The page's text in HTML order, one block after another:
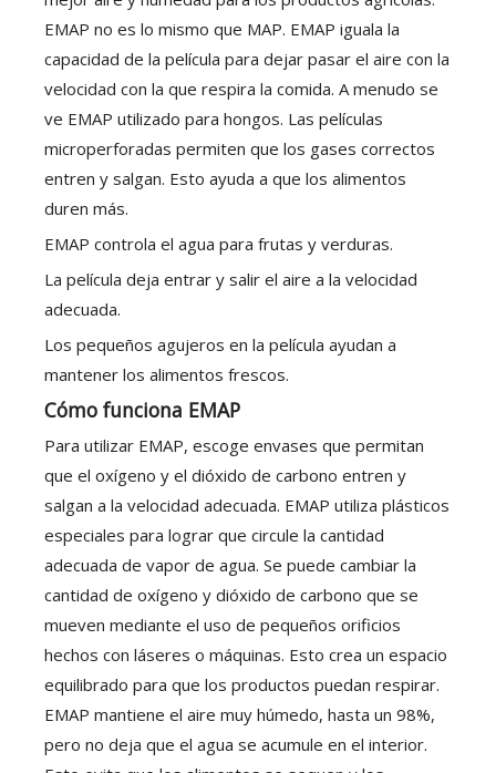
EMAP no es lo mismo que MAP. EMAP iguala la
capacidad de la película para dejar pasar el aire con la
velocidad con la que respira la comida. A menudo se
ve EMAP utilizado para hongos. Las películas
microperforadas permiten que los gases correctos
entren y salgan. Esto ayuda a que los alimentos
duren más.
EMAP controla el agua para frutas y verduras.
La película deja entrar y salir el aire a la velocidad
adecuada.
Los pequeños agujeros en la película ayudan a
mantener los alimentos frescos.
Cómo funciona EMAP
Para utilizar EMAP, escoge envases que permitan
que el oxígeno y el dióxido de carbono entren y
salgan a la velocidad adecuada. EMAP utiliza plásticos
especiales para lograr que circule la cantidad
adecuada de vapor de agua. Se puede cambiar la
cantidad de oxígeno y dióxido de carbono que se
mueven mediante el uso de pequeños orificios
hechos con láseres o máquinas. Esto crea un espacio
equilibrado para que los productos puedan respirar.
EMAP mantiene el aire muy húmedo, hasta un 98%,
pero no deja que el agua se acumule en el interior.